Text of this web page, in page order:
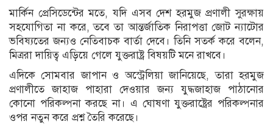
মার্কিন প্রেসিডেন্টের মতে, যদি এসব দেশ হরমুজ প্রণালী সুরক্ষায়
সহযোগিতা না করে, তবে তা আন্তর্জাতিক নিরাপত্তা জোট ন্যাটোর
ভবিষ্যতের জন্যও নেতিবাচক বার্তা দেবে। তিনি সতর্ক করে বলেন,
মিত্ররা দায়িত্ব এড়িয়ে গেলে যুক্তরাষ্ট্র বিষয়টি মনে রাখবে।
এদিকে সোমবার জাপান ও অস্ট্রেলিয়া জানিয়েছে, তারা হরমুজ
প্রণালীতে জাহাজ পাহারা দেওয়ার জন্য যুদ্ধজাহাজ পাঠানোর
কোনো পরিকল্পনা করছে না। এ ঘোষণা যুক্তরাষ্ট্রের পরিকল্পনার
ওপর নতুন করে প্রশ্ন তৈরি করেছে।